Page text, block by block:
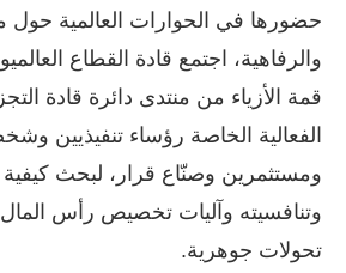
حضورها في الحوارات العالمية حول
والرفاهية، اجتمع قادة القطاع
الفعالية الخاصة رؤساء تنفيذيين
ومستثمرين وصنّاع قرار، لبحث كيفية
وتنافسيته وآليات تخصيص رأس
تحولات جوهرية.